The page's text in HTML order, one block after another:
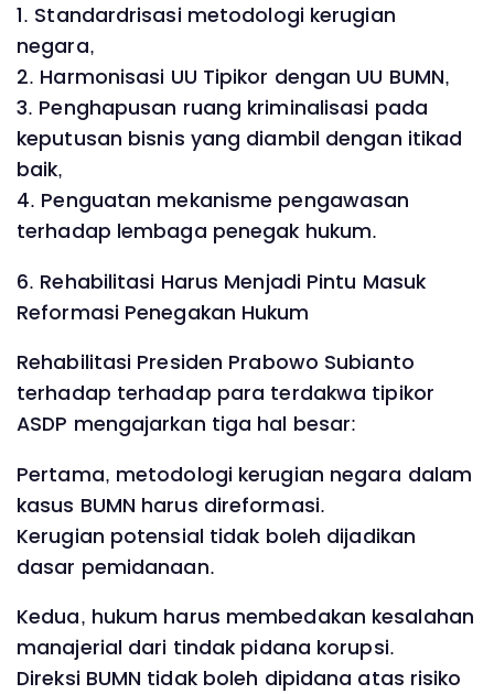
1. Standardrisasi metodologi kerugian
negara,
2. Harmonisasi UU Tipikor dengan UU BUMN,
3. Penghapusan ruang kriminalisasi pada
keputusan bisnis yang diambil dengan itikad
baik,
4. Penguatan mekanisme pengawasan
terhadap lembaga penegak hukum.
6. Rehabilitasi Harus Menjadi Pintu Masuk
Reformasi Penegakan Hukum
Rehabilitasi Presiden Prabowo Subianto
terhadap terhadap para terdakwa tipikor
ASDP mengajarkan tiga hal besar:
Pertama, metodologi kerugian negara dalam
kasus BUMN harus direformasi.
Kerugian potensial tidak boleh dijadikan
dasar pemidanaan.
Kedua, hukum harus membedakan kesalahan
manajerial dari tindak pidana korupsi.
Direksi BUMN tidak boleh dipidana atas risiko